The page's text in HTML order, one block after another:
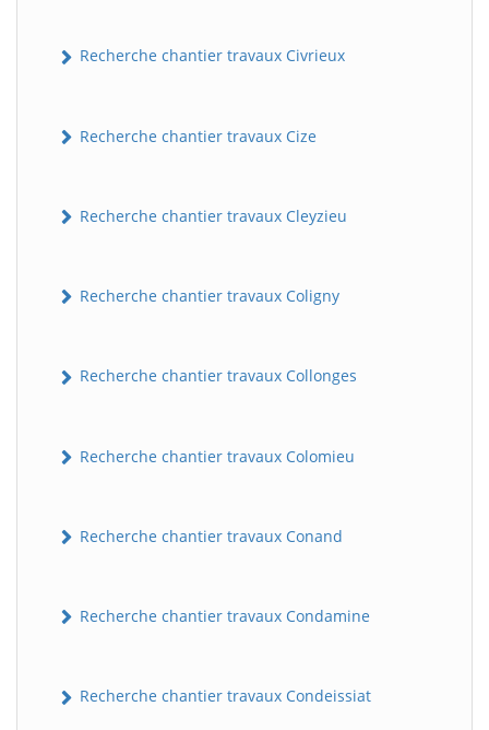
Recherche chantier travaux Civrieux
Recherche chantier travaux Cize
Recherche chantier travaux Cleyzieu
Recherche chantier travaux Coligny
Recherche chantier travaux Collonges
Recherche chantier travaux Colomieu
Recherche chantier travaux Conand
Recherche chantier travaux Condamine
Recherche chantier travaux Condeissiat